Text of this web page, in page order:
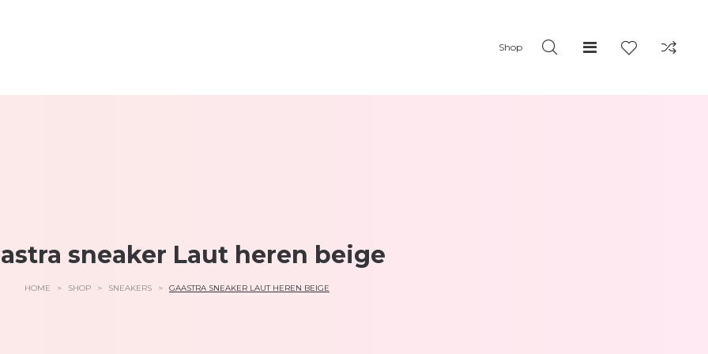
Shop
sneaker Laut heren beige
HOME > SHOP > SNEAKERS > GAASTRA SNEAKER LAUT HEREN BEIGE